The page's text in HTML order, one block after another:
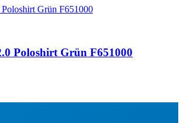
Poloshirt Grün F651000